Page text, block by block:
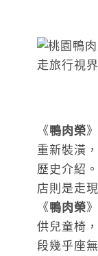
《鴨肉榮
重新裝潢
歷史介紹
店則是走
《鴨肉榮
供兒童椅
段幾乎座